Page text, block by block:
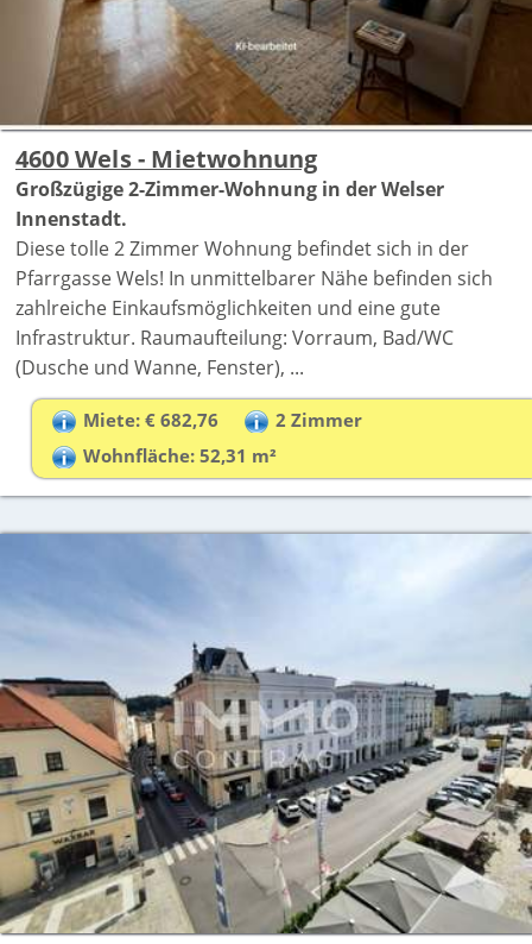
4600 Wels - Mietwohnung
Großzügige 2-Zimmer-Wohnung in der Welser
Innenstadt.
Diese tolle 2 Zimmer Wohnung befindet sich in der
Pfarrgasse Wels! In unmittelbarer Nähe befinden sich
zahlreiche Einkaufsmöglichkeiten und eine gute
Infrastruktur. Raumaufteilung: Vorraum, Bad/WC
(Dusche und Wanne, Fenster), ...
Miete: € 682,76
2 Zimmer
Wohnfläche: 52,31 m²